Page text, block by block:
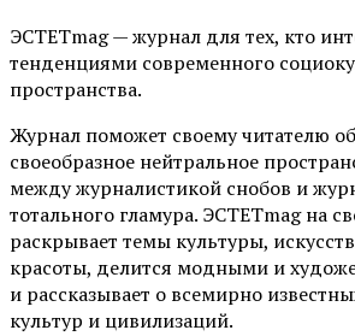
ЭСТЕТmag — журнал для тех, кто
тенденциями современного
пространства.
Журнал поможет своему читателю
своеобразное нейтральное
между журналистикой снобов и
тотального гламура. ЭСТЕТmag на
раскрывает темы культуры,
красоты, делится модными и
и рассказывает о всемирно
культур и цивилизаций.